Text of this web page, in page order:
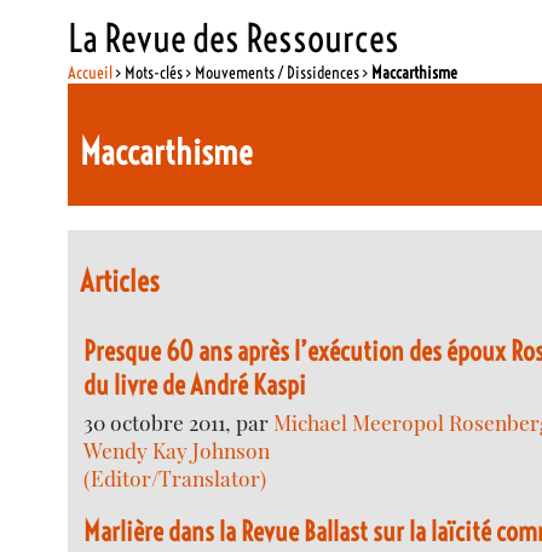
La Revue des Ressources
Accueil> Mots-clés > Mouvements / Dissidences > Maccarthisme
Maccarthisme
Articles
Presque 60 ans après l’exécution des époux
du livre de André Kaspi
30 octobre 2011, parMichael Meeropol
Wendy Kay Johnson
(Editor/Translator)
Marlière dans la Revue Ballast sur la laïcité